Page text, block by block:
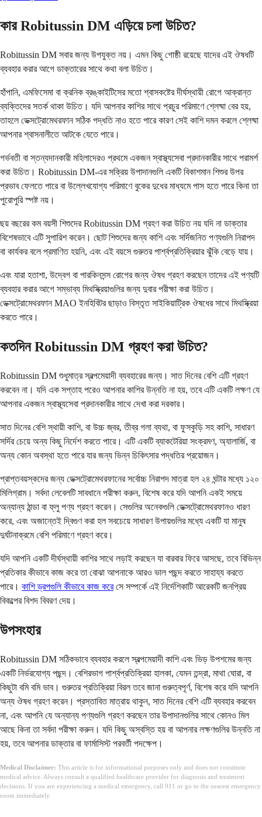
কার Robitussin DM এড়িয়ে চলা উচিত?
Robitussin DM সবার জন্য উপযুক্ত নয়। এমন কিছু গোষ্ঠী রয়েছে যাদের এই ঔষধটি
ব্যবহার করার আগে ডাক্তারের সাথে কথা বলা উচিত।
হাঁপানি, এমফিসেমা বা ক্রনিক ব্রঙ্কাইটিসের মতো শ্বাসকষ্টের দীর্ঘস্থায়ী রোগে আক্রান্ত
ব্যক্তিদের সতর্ক থাকা উচিত। যদি আপনার কাশির সাথে প্রচুর পরিমাণে শ্লেষ্মা বের হয়,
তাহলে ডেক্সট্রোমেথরফান সঠিক পদ্ধতি নাও হতে পারে কারণ সেই কাশি দমন করলে শ্লেষ্মা
আপনার শ্বাসনালীতে আটকে যেতে পারে।
গর্ভবতী বা স্তন্যদানকারী মহিলাদেরও প্রথমে একজন স্বাস্থ্যসেবা প্রদানকারীর সাথে পরামর্শ
করা উচিত। Robitussin DM-এর সক্রিয় উপাদানগুলি একটি বিকাশমান শিশুর উপর
প্রভাব ফেলতে পারে বা উল্লেখযোগ্য পরিমাণে বুকের দুধের মাধ্যমে পাস হতে পারে কিনা তা
পুরোপুরি স্পষ্ট নয়।
ছয় বছরের কম বয়সী শিশুদের Robitussin DM গ্রহণ করা উচিত নয় যদি না ডাক্তার
বিশেষভাবে এটি সুপারিশ করেন। ছোট শিশুদের জন্য কাশি এবং সর্দিজনিত পণ্যগুলি নিরাপদ
বা কার্যকর বলে প্রমাণিত হয়নি, এবং এই বয়সে গুরুতর পার্শ্বপ্রতিক্রিয়ার ঝুঁকি বেড়ে যায়।
এবং যারা হতাশা, উদ্বেগ বা পারকিনসন্স রোগের জন্য ঔষধ গ্রহণ করছেন তাদের এই পণ্যটি
ব্যবহার করার আগে সম্ভাব্য মিথস্ক্রিয়াগুলির জন্য দুবার পরীক্ষা করা উচিত।
ডেক্সট্রোমেথরফান MAO ইনহিবিটর ছাড়াও বিস্তৃত সাইকিয়াট্রিক ঔষধের সাথে মিথস্ক্রিয়া
করতে পারে।
কতদিন Robitussin DM গ্রহণ করা উচিত?
Robitussin DM শুধুমাত্র স্বল্পমেয়াদী ব্যবহারের জন্য। সাত দিনের বেশি এটি গ্রহণ
করবেন না। যদি এক সপ্তাহ পরেও আপনার কাশির উন্নতি না হয়, তবে এটি একটি লক্ষণ যে
আপনার একজন স্বাস্থ্যসেবা প্রদানকারীর সাথে দেখা করা দরকার।
সাত দিনের বেশি স্থায়ী কাশি, বা উচ্চ জ্বর, তীব্র গলা ব্যথা, বা ফুসকুড়ি সহ কাশি, সাধারণ
সর্দির চেয়ে অন্য কিছু নির্দেশ করতে পারে। এটি একটি ব্যাকটেরিয়া সংক্রমণ, অ্যালার্জি, বা
অন্য কোন অবস্থা হতে পারে যার জন্য ভিন্ন চিকিৎসার পদ্ধতির প্রয়োজন।
প্রাপ্তবয়স্কদের জন্য ডেক্সট্রোমেথরফানের সর্বোচ্চ নিরাপদ মাত্রা হল ২৪ ঘন্টার মধ্যে ১২০
মিলিগ্রাম। সর্বদা লেবেলটি সাবধানে পরীক্ষা করুন, বিশেষ করে যদি আপনি একই সময়ে
অন্যান্য ঠান্ডা বা ফ্লু পণ্য গ্রহণ করেন। সেগুলির অনেকগুলি ডেক্সট্রোমেথরফানও ধারণ
করে, এবং অজান্তেই দ্বিগুণ করা হল সবচেয়ে সাধারণ উপায়গুলির মধ্যে একটি যা মানুষ
দুর্ঘটনাক্রমে বেশি পরিমাণে গ্রহণ করে।
যদি আপনি একটি দীর্ঘস্থায়ী কাশির সাথে লড়াই করছেন যা বারবার ফিরে আসছে, তবে বিভিন্ন
প্রতিকার কীভাবে কাজ করে তা বোঝা আপনাকে আরও ভাল পছন্দ করতে সাহায্য করতে
পারে। কাশি ড্রপগুলি কীভাবে কাজ করেসে সম্পর্কে এই নির্দেশিকাটি আরেকটি জনপ্রিয়
বিকল্পের বিশদ বিবরণ দেয়।
উপসংহার
Robitussin DM সঠিকভাবে ব্যবহার করলে স্বল্পমেয়াদী কাশি এবং ভিড় উপশমের জন্য
একটি নির্ভরযোগ্য পছন্দ। বেশিরভাগ পার্শ্বপ্রতিক্রিয়া হালকা, যেমন তন্দ্রা, মাথা ঘোরা, বা
কিছুটা বমি বমি ভাব। গুরুতর প্রতিক্রিয়া বিরল তবে জানা গুরুত্বপূর্ণ, বিশেষ করে যদি আপনি
অন্য ঔষধ গ্রহণ করেন। প্রস্তাবিত মাত্রায় থাকুন, সাত দিনের বেশি এটি ব্যবহার করবেন
না, এবং আপনি যে অন্যান্য পণ্যগুলি গ্রহণ করছেন তার উপাদানগুলির সাথে কোনও মিল
আছে কিনা তা সর্বদা পরীক্ষা করুন। যদি কিছু অস্বস্তি হয় বা আপনার লক্ষণগুলির উন্নতি না
হয়, তবে আপনার ডাক্তার বা ফার্মাসিস্ট পরবর্তী পদক্ষেপ।
Medical Disclaimer: This article is for informational purposes only and does not constitute
medical advice. Always consult a qualified healthcare provider for diagnosis and treatment
decisions. If you are experiencing a medical emergency, call 911 or go to the nearest emergency
room immediately.